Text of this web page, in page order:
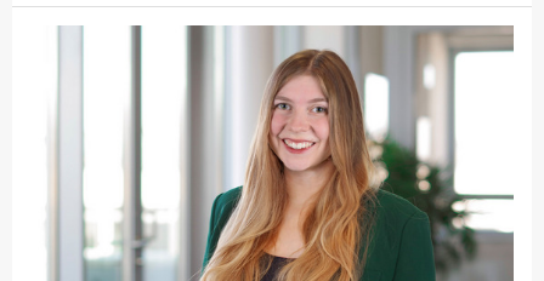
Agrarwissenschaften und
und Informatik
Fakultät Management,
Fakultät Wirtschafts- und
Sozialwissenschaften